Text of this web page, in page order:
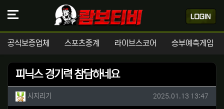
공식보증업체 스포츠중계 라이브스코어 승부예측게임
피닉스 경기력 참담하네요
작성자 정보
시지리기 작성일
2025.01.13 13:47